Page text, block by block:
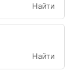
Найти
Найти